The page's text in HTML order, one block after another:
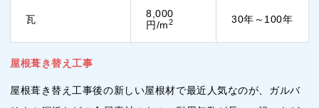
瓦
8,000
円/m2 30年～100年
屋根葺き替え工事
屋根葺き替え工事後の新しい屋根材で最近人気なのが、ガルバ